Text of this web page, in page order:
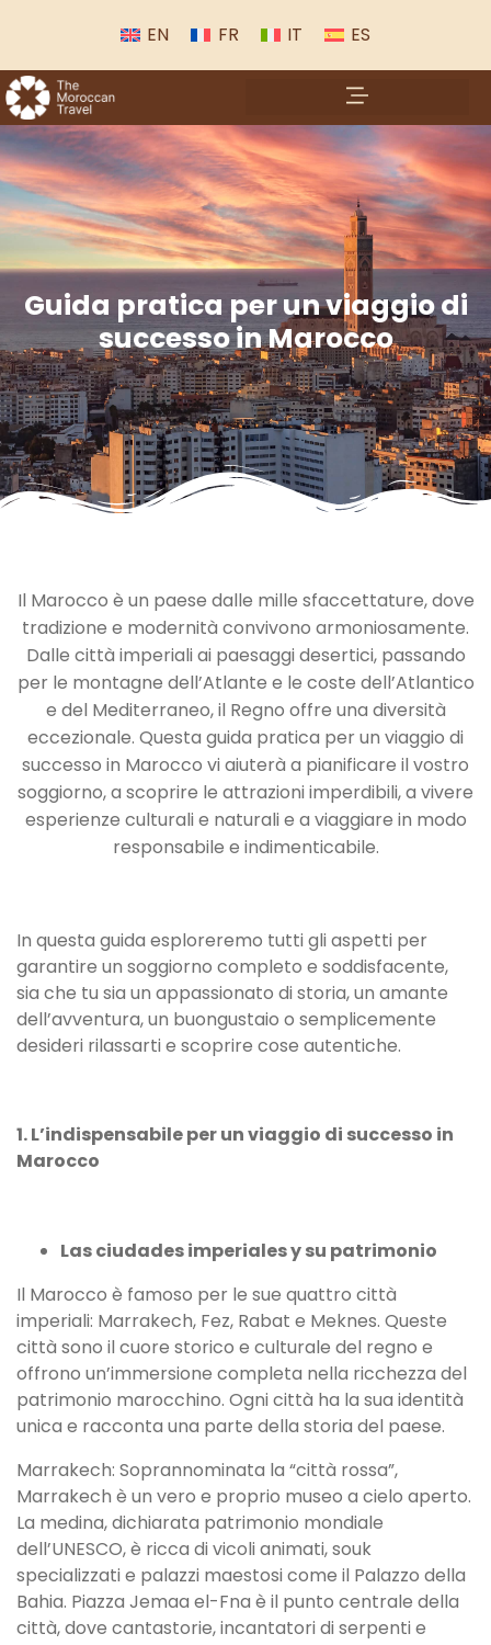
EN FR IT ES
Guida pratica per un viaggio di
successo in Marocco
Il Marocco è un paese dalle mille sfaccettature, dove
tradizione e modernità convivono armoniosamente.
Dalle città imperiali ai paesaggi desertici, passando
per le montagne dell’Atlante e le coste dell’Atlantico
e del Mediterraneo, il Regno offre una diversità
eccezionale. Questa guida pratica per un viaggio di
successo in Marocco vi aiuterà a pianificare il vostro
soggiorno, a scoprire le attrazioni imperdibili, a vivere
esperienze culturali e naturali e a viaggiare in modo
responsabile e indimenticabile.
In questa guida esploreremo tutti gli aspetti per
garantire un soggiorno completo e soddisfacente,
sia che tu sia un appassionato di storia, un amante
dell’avventura, un buongustaio o semplicemente
desideri rilassarti e scoprire cose autentiche.
1. L’indispensabile per un viaggio di successo in
Marocco
Las ciudades imperiales y su patrimonio
Il Marocco è famoso per le sue quattro città
imperiali: Marrakech, Fez, Rabat e Meknes. Queste
città sono il cuore storico e culturale del regno e
offrono un’immersione completa nella ricchezza del
patrimonio marocchino. Ogni città ha la sua identità
unica e racconta una parte della storia del paese.
Marrakech: Soprannominata la “città rossa”,
Marrakech è un vero e proprio museo a cielo aperto.
La medina, dichiarata patrimonio mondiale
dell’UNESCO, è ricca di vicoli animati, souk
specializzati e palazzi maestosi come il Palazzo della
Bahia. Piazza Jemaa el-Fna è il punto centrale della
città, dove cantastorie, incantatori di serpenti e